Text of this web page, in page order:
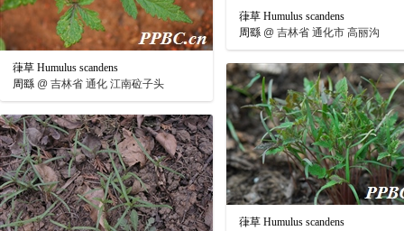
葎草 Humulus scandens
周繇 @ 吉林省 通化市 高丽沟
葎草 Humulus scandens
周繇 @ 吉林省 通化 江南砬子头
葎草 Humulus scandens